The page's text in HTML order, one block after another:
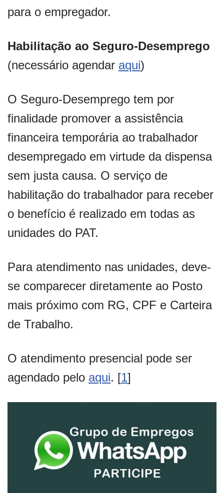
para o empregador.
Habilitação ao Seguro-Desemprego
(necessário agendar aqui)
O Seguro-Desemprego tem por
finalidade promover a assistência
financeira temporária ao trabalhador
desempregado em virtude da dispensa
sem justa causa. O serviço de
habilitação do trabalhador para receber
o benefício é realizado em todas as
unidades do PAT.
Para atendimento nas unidades, deve-
se comparecer diretamente ao Posto
mais próximo com RG, CPF e Carteira
de Trabalho.
O atendimento presencial pode ser
agendado pelo aqui. [1]